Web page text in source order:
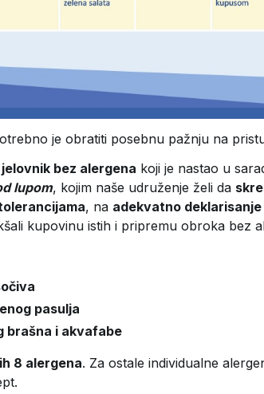
je obratiti posebnu pažnju na
bez alergena koji je nastao u
lupom, kojim naše udruženje želi da
, na adekvatno deklarisanje
kupovinu istih i pripremu obroka bez
pasulja
brašna i akvafabe
8 alergena. Za ostale individualne